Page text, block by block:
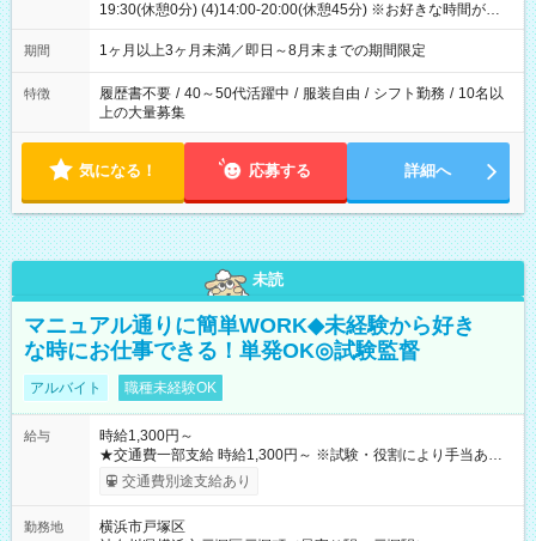
19:30(休憩0分) (4)14:00-20:00(休憩45分) ※お好きな時間が選べ
ます
期間 1ヶ月以上3ヶ月未満／即日～8月末までの期間限定
特徴 履歴書不要 / 40～50代活躍中 / 服装自由 / シフト勤務 / 10名以
上の大量募集
気になる！ 応募する 詳細へ
未読
マニュアル通りに簡単WORK◆未経験から好き
な時にお仕事できる！単発OK◎試験監督
アルバイト 職種未経験OK
給与
時給1,300円～
★交通費一部支給 時給1,300円～ ※試験・役割により手当あり
※勤務回数により昇給あり 【即給（前払い）オプションあ
り！】 希望される場合、勤務から1週間ほどで給与の一部を受け
例】 ・河合塾模擬試験 8:30～17:30（休憩1時間） 時給1,300円
交通費別途支給あり
勤務地
横浜市戸塚区